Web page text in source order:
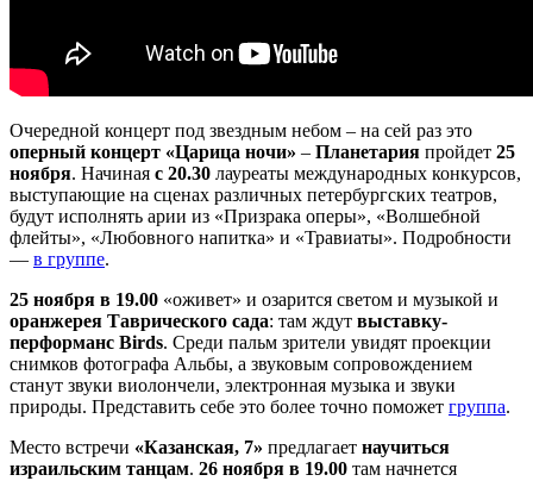
Очередной концерт под звездным небом – на сей раз это
оперный концерт «Царица ночи» – Планетария пройдет 25
ноября. Начиная с 20.30 лауреаты международных конкурсов,
выступающие на сценах различных петербургских театров,
будут исполнять арии из «Призрака оперы», «Волшебной
флейты», «Любовного напитка» и «Травиаты». Подробности
— в группе.
25 ноября в 19.00 «оживет» и озарится светом и музыкой и
оранжерея Таврического сада: там ждут выставку-
перформанс Birds. Среди пальм зрители увидят проекции
снимков фотографа Альбы, а звуковым сопровождением
станут звуки виолончели, электронная музыка и звуки
природы. Представить себе это более точно поможет группа.
Место встречи «Казанская, 7» предлагает научиться
израильским танцам. 26 ноября в 19.00 там начнется